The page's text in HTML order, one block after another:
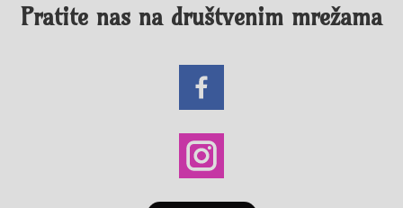
Pratite nas na društvenim mrežama